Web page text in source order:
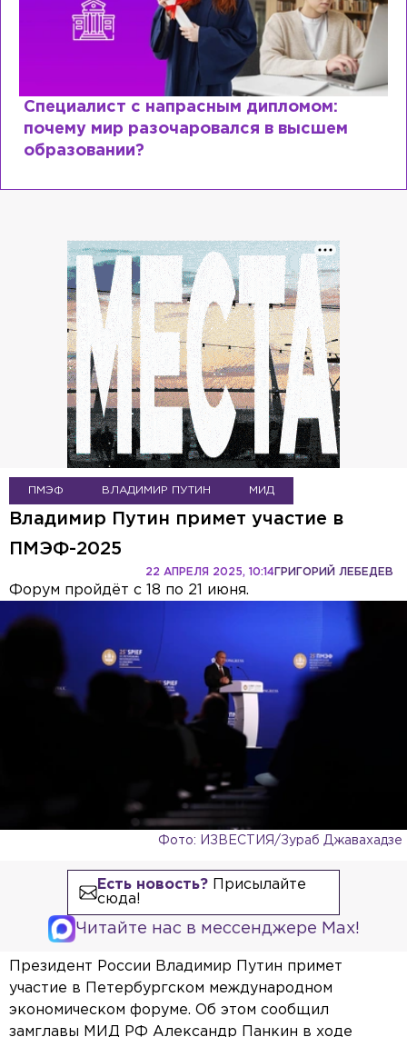
Специалист с напрасным дипломом:
почему мир разочаровался в высшем
образовании?
ПМЭФ ВЛАДИМИР ПУТИН МИД
Владимир Путин примет участие в
ПМЭФ-2025
ГРИГОРИЙ ЛЕБЕДЕВ
22 АПРЕЛЯ 2025, 10:14
Форум пройдёт с 18 по 21 июня.
Фото: ИЗВЕСТИЯ/Зураб Джавахадзе
Есть новость?Присылайте
сюда!
Читайте нас в мессенджере Max!
Президент России Владимир Путин примет
участие в Петербургском международном
экономическом форуме. Об этом сообщил
замглавы МИД РФ Александр Панкин в ходе